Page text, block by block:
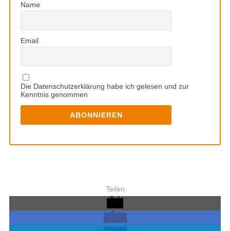
Name
Email
Die Datenschutzerklärung habe ich gelesen und zur
Kenntnis genommen
Teilen